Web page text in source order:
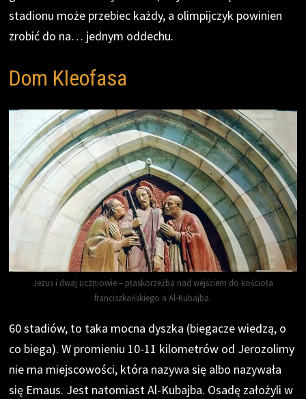
stadionu może przebiec każdy, a olimpijczyk powinien
zrobić do na… jednym oddechu.
Dom Kleofasa
Jezus i dwaj uczniowie – płaskorzeźba nad wejściem do kościoła
franciszkańskiego a Al-Kubajba.
60 stadiów, to taka mocna dyszka (biegacze wiedzą, o
co biega). W promieniu 10-11 kilometrów od Jerozolimy
nie ma miejscowości, która nazywa się albo nazywała
się Emaus. Jest natomiast Al-Kubajba. Osadę założyli w